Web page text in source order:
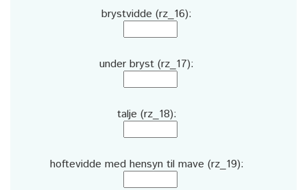
brystvidde (rz_16):
under bryst (rz_17):
talje (rz_18):
hoftevidde med hensyn til mave (rz_19):